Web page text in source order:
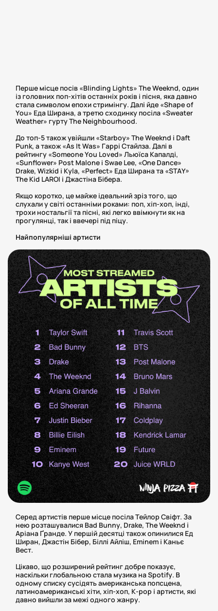
Перше місце посів «Blinding Lights» The Weeknd, один
із головних поп-хітів останніх років і пісня, яка давно
стала символом епохи стримінгу. Далі йде «Shape of
You» Еда Ширана, а третю сходинку посіла «Sweater
Weather» гурту The Neighbourhood.
До топ-5 також увійшли «Starboy» The Weeknd і Daft
Punk, а також «As It Was» Гаррі Стайлза. Далі в
рейтингу «Someone You Loved» Льюїса Капалді,
«Sunflower» Post Malone і Swae Lee, «One Dance»
Drake, Wizkid і Kyla, «Perfect» Еда Ширана та «STAY»
The Kid LAROI і Джастіна Бібера.
Якщо коротко, це майже ідеальний зріз того, що
слухали у світі останніми роками: поп, хіп-хоп, інді,
трохи ностальгії та пісні, які легко ввімкнути як на
прогулянці, так і ввечері під піцу.
Найпопулярніші артисти
Серед артистів перше місце посіла Тейлор Свіфт. За
нею розташувалися Bad Bunny, Drake, The Weeknd і
Аріана Ґранде. У першій десятці також опинилися Ед
Ширан, Джастін Бібер, Біллі Айліш, Eminem і Каньє
Вест.
Цікаво, що розширений рейтинг добре показує,
наскільки глобальною стала музика на Spotify. В
одному списку сусідять американська попсцена,
латиноамериканські хіти, хіп-хоп, K-pop і артисти, які
давно вийшли за межі одного жанру.